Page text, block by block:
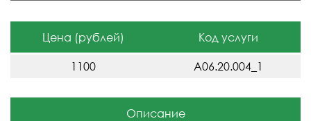
Цена (рублей) Код услуги
1100 A06.20.004_1
Описание